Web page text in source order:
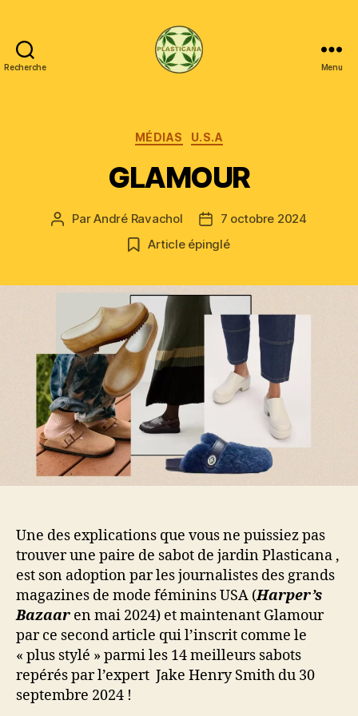
Recherche Menu
Catégories
MÉDIAS U.S.A
GLAMOUR
Auteur
ParAndré Ravachol
Date
l’article
7 octobre 2024
Article épinglé
Une des explications que vous ne puissiez pas
trouver une paire de sabot de jardin Plasticana ,
est son adoption par les journalistes des grands
magazines de mode féminins USA (Harper’s
Bazaar en mai 2024) et maintenant Glamour
par ce second article qui l’inscrit comme le
« plus stylé » parmi les 14 meilleurs sabots
repérés par l’expert Jake Henry Smith du 30
septembre 2024 !